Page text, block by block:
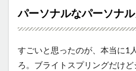
パーソナルなパーソナ
すごいと思ったのが、本当に1
ろ。ブライトスプリングだけ